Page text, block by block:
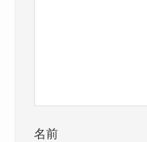
名前